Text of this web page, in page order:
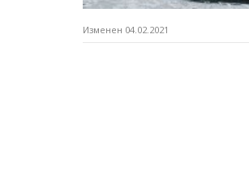
Изменен 04.02.2021